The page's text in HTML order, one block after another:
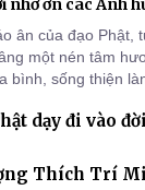
nhớ ơn các Anh
ân của đạo Phật,
một nén tâm
bình, sống thiện
dạy đi vào
Thích Trí